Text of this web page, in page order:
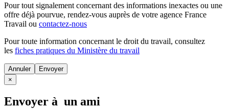
Pour tout signalement concernant des informations inexactes ou une
offre déjà pourvue, rendez-vous auprès de votre agence France
Travail ou contactez-nous
Pour toute information concernant le droit du travail, consultez
les fiches pratiques du Ministère du travail
Annuler
×
Envoyer à un ami